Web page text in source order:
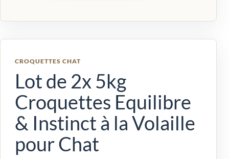
CROQUETTES CHAT
Lot de 2x 5kg
Croquettes Equilibre
& Instinct à la Volaille
pour Chat